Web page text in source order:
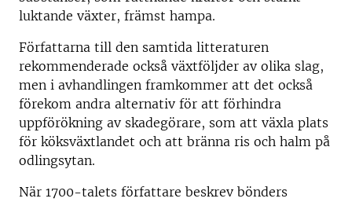
luktande växter, främst hampa.
Författarna till den samtida litteraturen
rekommenderade också växtföljder av olika slag,
men i avhandlingen framkommer att det också
förekom andra alternativ för att förhindra
uppförökning av skadegörare, som att växla plats
för köksväxtlandet och att bränna ris och halm på
odlingsytan.
När 1700-talets författare beskrev bönders